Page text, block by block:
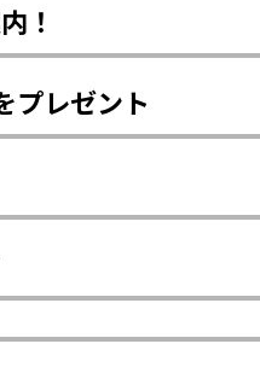
！
プレゼント